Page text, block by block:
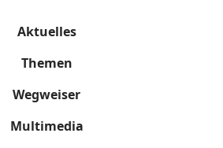
Aktuelles
Themen
Wegweiser
Multimedia